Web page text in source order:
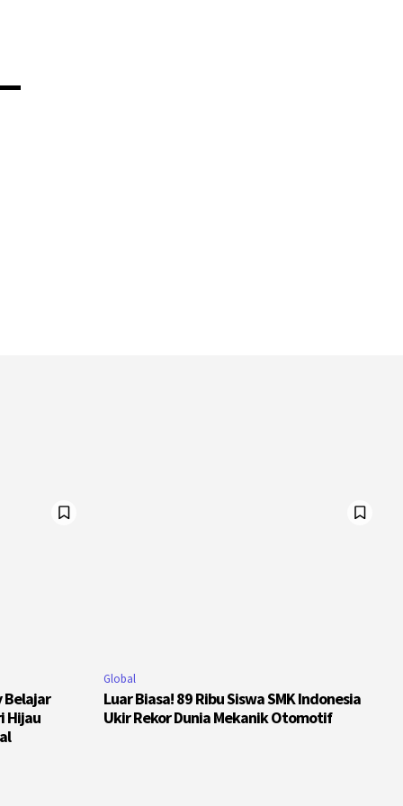
Belajar
Hijau
Global
Luar Biasa! 89 Ribu Siswa SMK Indonesia
Ukir Rekor Dunia Mekanik Otomotif